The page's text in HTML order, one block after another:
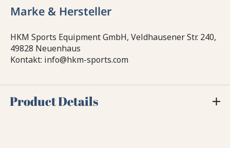
Marke & Hersteller
HKM Sports Equipment GmbH, Veldhausener Str. 240,
49828 Neuenhaus
Kontakt: info@hkm-sports.com
Product Details